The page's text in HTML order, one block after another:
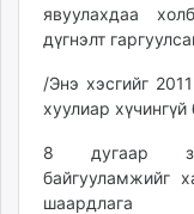
явуулахдаа
дүгнэлт
/Энэ хэсгийг
хуулиар
8 дугаар
байгууламжийг
шаардлага